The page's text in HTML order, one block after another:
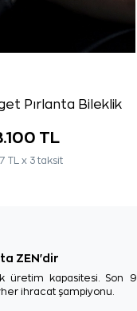
Pırlanta Bileklik
TL
TL x 3 taksit
ZEN'dir
üretim kapasitesi. Son 9
ihracat şampiyonu.